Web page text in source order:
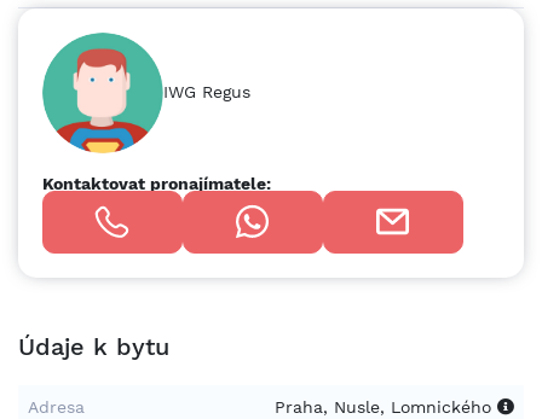
celém světě • Skvěle vyškolené týmy recepčních a podpory •
Zabezpečené špičkové technologie a připojení WiFi •
Tiskárny a možnost administrativní podpory • Úklid, energie
a zabezpečení • Místo u stolu na hodiny, dny nebo měsíce •
pravidelné networkingové a komunitní akce • Snadné
rezervace a správu účtu přes naši aplikaci • Přizpůsobitelné
flexibilní uspořádání • Možnost přesunu do větších prostor
nebo jiné pobočky podle potřeby • Kvalitní, ergonomický
nábytek • Navíc přístup ke sdíleným pracovním prostorům o
rozloze 50 m2 • Ceny již od 11490 Kč * Všechny obrázky v
uvedené ceny odpovídají nejnižší možné ceně, která se
službách. * Pošlete nám dotaz
IWG Regus
Kontaktovat pronajímatele:
Údaje k bytu
Adresa Praha, Nusle, Lomnického